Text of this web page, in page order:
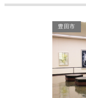
訪神社（誓願寺…
）、家康が自らの官
ちをした泰翁のために
豊田市